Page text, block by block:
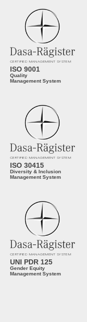
CERTIFIED MANAGEMENT SYSTEM
ISO 9001
Quality
Management System
CERTIFIED MANAGEMENT SYSTEM
ISO 30415
Diversity & Inclusion
Management System
CERTIFIED MANAGEMENT SYSTEM
UNI PDR 125
Gender Equity
Management System